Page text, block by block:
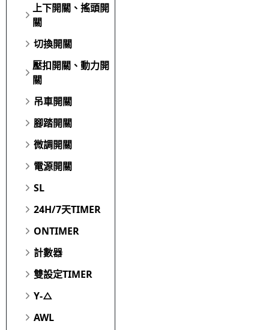
上下開關、搖頭開
關
切換開關
壓扣開關、動力開
關
吊車開關
腳踏開關
微調開關
電源開關
SL
24H/7天TIMER
ONTIMER
計數器
雙設定TIMER
Y-△
AWL